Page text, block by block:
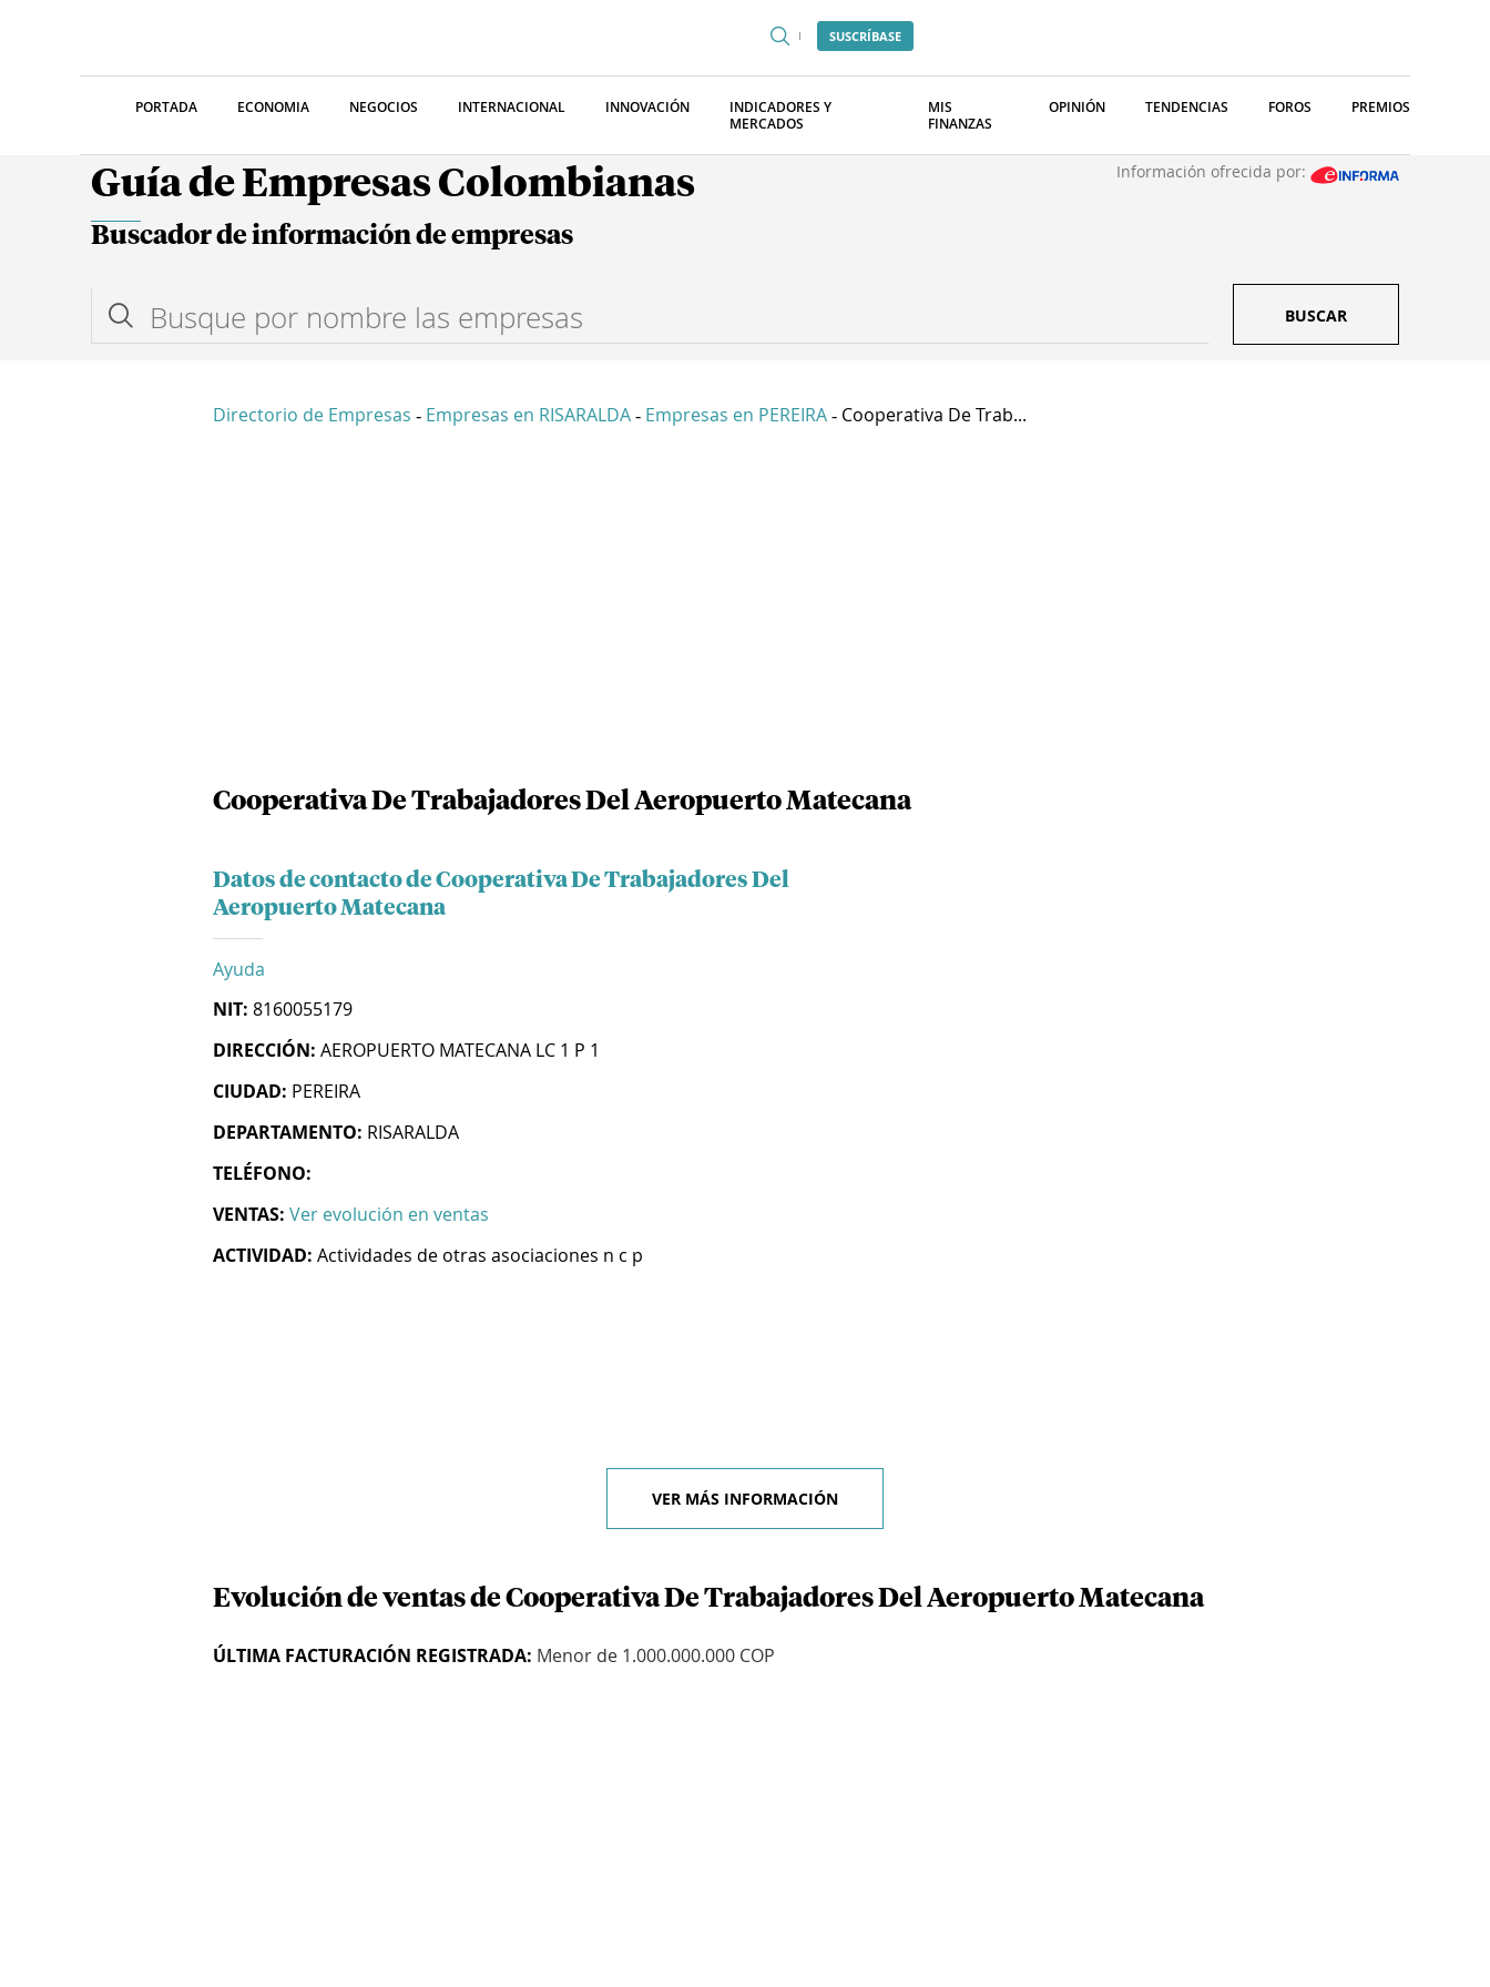
SUSCRÍBASE
PORTADA ECONOMIA NEGOCIOS INTERNACIONAL INNOVACIÓN
INDICADORES Y
MERCADOS
MIS
FINANZAS
OPINIÓN TENDENCIAS FOROS PREMIOS
Guía de Empresas Colombianas Información ofrecida por:
Buscador de información de empresas
BUSCAR
Directorio de Empresas - Empresas en RISARALDA - Empresas en PEREIRA - Cooperativa De Trab...
Cooperativa De Trabajadores Del Aeropuerto Matecana
Datos de contacto de Cooperativa De Trabajadores Del
Aeropuerto Matecana
Ayuda
NIT: 8160055179
DIRECCIÓN: AEROPUERTO MATECANA LC 1 P 1
CIUDAD: PEREIRA
DEPARTAMENTO: RISARALDA
TELÉFONO:
VENTAS: Ver evolución en ventas
ACTIVIDAD: Actividades de otras asociaciones n c p
VER MÁS INFORMACIÓN
Evolución de ventas de Cooperativa De Trabajadores Del Aeropuerto Matecana
ÚLTIMA FACTURACIÓN REGISTRADA: Menor de 1.000.000.000 COP